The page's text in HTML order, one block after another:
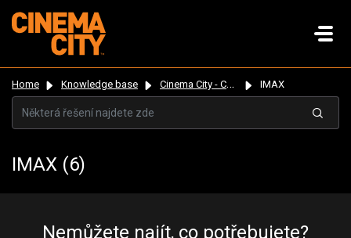
Home Knowledge base Cinema City - Czechia IMAX
IMAX (6)
Nemůžete najít, co potřebujete?